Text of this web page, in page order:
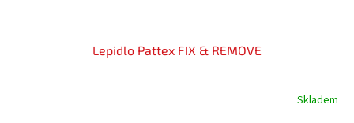
Lepidlo Pattex FIX & REMOVE
Skladem